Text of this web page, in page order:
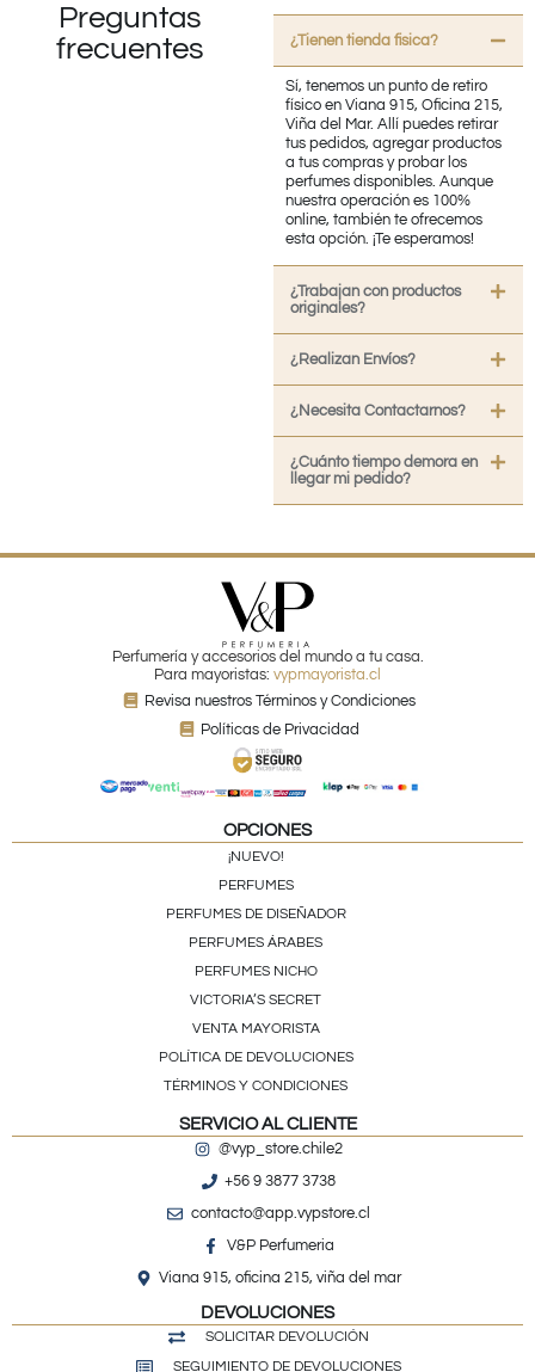
Preguntas
frecuentes
¿Tienen tienda fisica?
Sí, tenemos un punto de retiro
físico en Viana 915, Oficina 215,
Viña del Mar. Allí puedes retirar
tus pedidos, agregar productos
a tus compras y probar los
perfumes disponibles. Aunque
nuestra operación es 100%
online, también te ofrecemos
esta opción. ¡Te esperamos!
¿Trabajan con productos
originales?
¿Realizan Envíos?
¿Necesita Contactarnos?
¿Cuánto tiempo demora en
llegar mi pedido?
Perfumería y accesorios del mundo a tu casa.
Para mayoristas: vypmayorista.cl
Revisa nuestros Términos y Condiciones
Políticas de Privacidad
OPCIONES
¡NUEVO!
PERFUMES
PERFUMES DE DISEÑADOR
PERFUMES ÁRABES
PERFUMES NICHO
VICTORIA’S SECRET
VENTA MAYORISTA
POLÍTICA DE DEVOLUCIONES
TÉRMINOS Y CONDICIONES
SERVICIO AL CLIENTE
@vyp_store.chile2
+56 9 3877 3738
contacto@app.vypstore.cl
V&P Perfumeria
Viana 915, oficina 215, viña del mar
DEVOLUCIONES
SOLICITAR DEVOLUCIÓN
SEGUIMIENTO DE DEVOLUCIONES